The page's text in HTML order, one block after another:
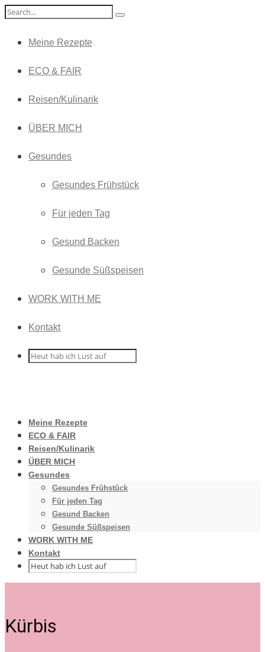
Meine Rezepte
ECO & FAIR
Reisen/Kulinarik
ÜBER MICH
Gesundes
Gesundes Frühstück
Für jeden Tag
Gesund Backen
Gesunde Süßspeisen
WORK WITH ME
Kontakt
Meine Rezepte
ECO & FAIR
Reisen/Kulinarik
ÜBER MICH
Gesundes
Gesundes Frühstück
Für jeden Tag
Gesund Backen
Gesunde Süßspeisen
WORK WITH ME
Kontakt
Kürbis